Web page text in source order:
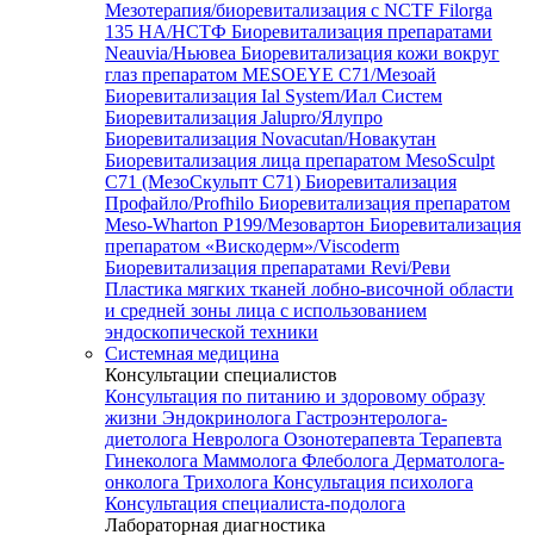
Мезотерапия/биоревитализация с NCTF Filorga
135 HA/НСТФ Биоревитализация препаратами
Neauvia/Ньювеа Биоревитализация кожи вокруг
глаз препаратом MESOEYE C71/Мезоай
Биоревитализация Ial System/Иал Систем
Биоревитализация Jalupro/Ялупро
Биоревитализация Novacutan/Новакутан
Биоревитализация лица препаратом MesoSculpt
C71 (МезоСкульпт С71) Биоревитализация
Профайло/Profhilo Биоревитализация препаратом
Meso-Wharton P199/Мезовартон Биоревитализация
препаратом «Вискодерм»/Viscoderm
Биоревитализация препаратами Revi/Реви
Пластика мягких тканей лобно-височной области
и средней зоны лица с использованием
эндоскопической техники
Системная медицина
Консультации специалистов
Консультация по питанию и здоровому образу
жизни Эндокринолога Гастроэнтеролога-
диетолога Невролога Озонотерапевта Терапевта
Гинеколога Маммолога Флеболога Дерматолога-
онколога Трихолога Консультация психолога
Консультация специалиста-подолога
Лабораторная диагностика